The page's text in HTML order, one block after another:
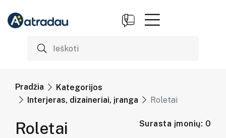
Pradžia
Kategorijos
Interjeras, dizaineriai, įranga
Roletai
Roletai Surasta įmonių: 0